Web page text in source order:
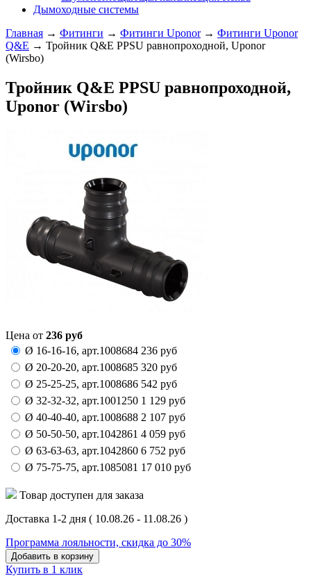
Дымоходные системы
Главная → Фитинги → Фитинги Uponor→ Фитинги Uponor
Q&E → Тройник Q&E PPSU равнопроходной, Uponor
(Wirsbo)
Тройник Q&E PPSU равнопроходной,
Uponor (Wirsbo)
Цена от 236 руб
Ø 16-16-16, арт.1008684 236 руб
Ø 20-20-20, арт.1008685 320 руб
Ø 25-25-25, арт.1008686 542 руб
Ø 32-32-32, арт.1001250 1 129 руб
Ø 40-40-40, арт.1008688 2 107 руб
Ø 50-50-50, арт.1042861 4 059 руб
Ø 63-63-63, арт.1042860 6 752 руб
Ø 75-75-75, арт.1085081 17 010 руб
Товар доступен для заказа
Доставка 1-2 дня ( 10.08.26 - 11.08.26 )
Программа лояльности, скидка до 30%
Добавить в корзину
Купить в 1 клик